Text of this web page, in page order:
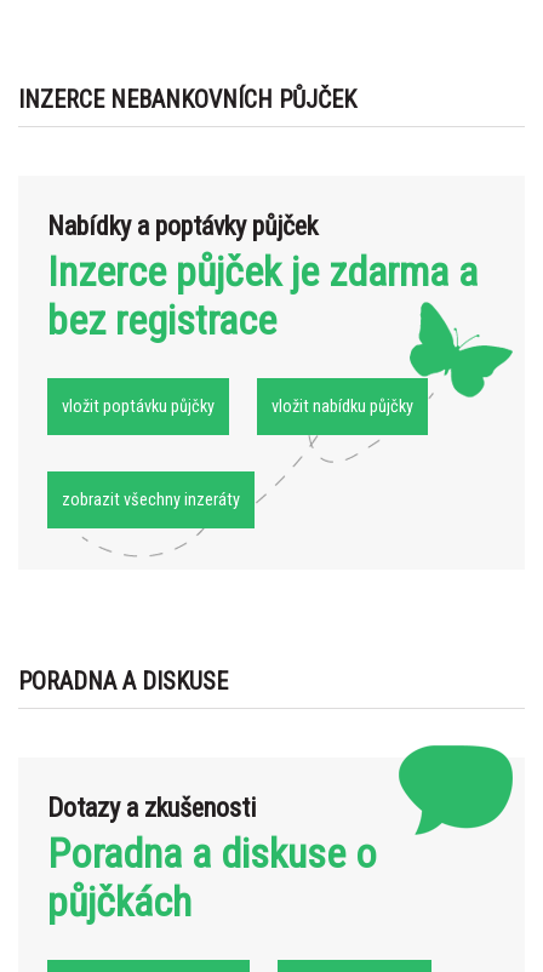
INZERCE NEBANKOVNÍCH PŮJČEK
Nabídky a poptávky půjček
Inzerce půjček je zdarma a
bez registrace
vložit poptávku půjčky vložit nabídku půjčky
zobrazit všechny inzeráty
PORADNA A DISKUSE
Dotazy a zkušenosti
Poradna a diskuse o
půjčkách